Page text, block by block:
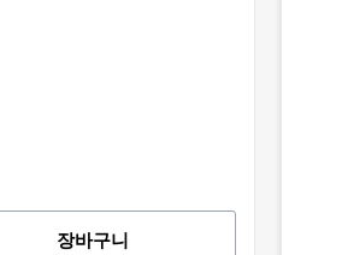
장바구니